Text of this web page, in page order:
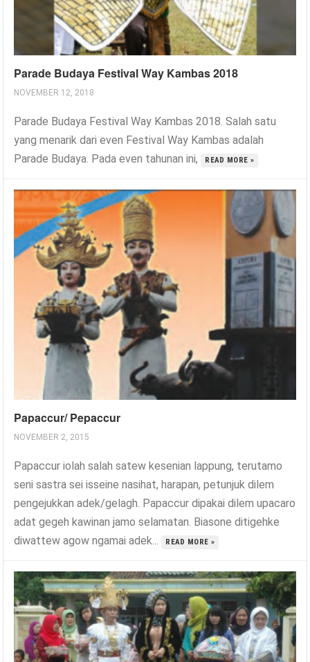
Parade Budaya Festival Way Kambas 2018
NOVEMBER 12, 2018
Parade Budaya Festival Way Kambas 2018. Salah satu
yang menarik dari even Festival Way Kambas adalah
Parade Budaya. Pada even tahunan ini,
READ MORE »
Papaccur/ Pepaccur
NOVEMBER 2, 2015
Papaccur iolah salah satew kesenian lappung, terutamo
seni sastra sei isseine nasihat, harapan, petunjuk dilem
pengejukkan adek/gelagh. Papaccur dipakai dilem upacaro
adat gegeh kawinan jamo selamatan. Biasone ditigehke
diwattew agow ngamai adek...
READ MORE »